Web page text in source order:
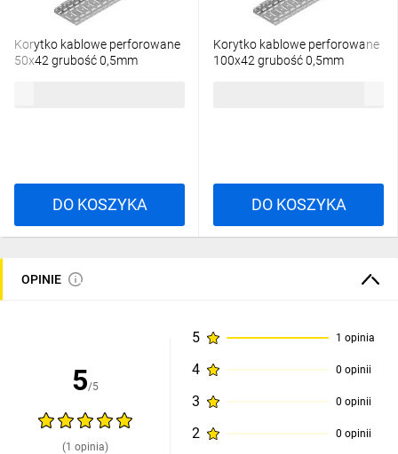
Korytko kablowe perforowane
50x42 grubość 0,5mm
DO KOSZYKA
Korytko kablowe perforowane
100x42 grubość 0,5mm
DO KOSZYKA
OPINIE
5/5
(1 opinia)
5 1 opinia
4 0 opinii
3 0 opinii
2 0 opinii